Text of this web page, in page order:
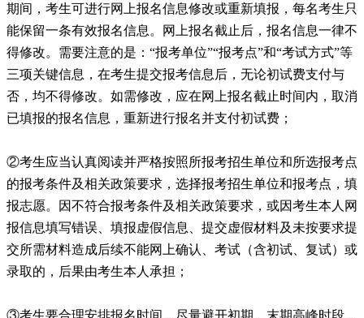
期间，考生可进行网上报名信息修改或重新填报，每名考生只
能保留一条有效报名信息。网上报名截止后，报名信息一律不
得修改。需要注意的是：“报考单位”“报考点”和“考试方式”等
三项关键信息，在考生提交报考信息后，无论初试费支付与
否，均不得修改。如需修改，应在网上报名截止时间内，取消
已填报的报名信息，重新进行报名并支付初试费；
②考生应当认真阅读并严格按照所报考招生单位和所选报考点
的报考条件及相关政策要求，选择报考招生单位和报考点，填
报志愿。因不符合报考条件及相关政策要求，或因考生本人网
报信息填写错误、填报虚假信息、提交虚假材料及未按要求提
交所需材料造成后续不能网上确认、考试（含初试、复试）或
录取的，后果由考生本人承担；
③考生要合理安排报名时间，尽量避开初期、末期高峰时段，